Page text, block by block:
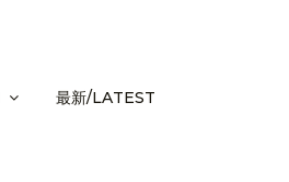
最新/LATEST